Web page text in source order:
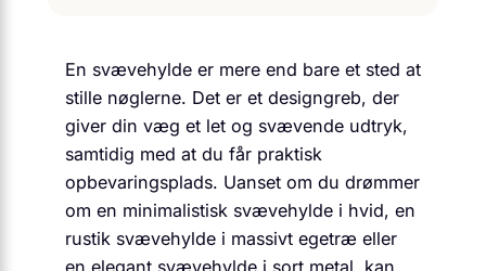
En svævehylde er mere end bare et sted at
stille nøglerne. Det er et designgreb, der
giver din væg et let og svævende udtryk,
samtidig med at du får praktisk
opbevaringsplads. Uanset om du drømmer
om en minimalistisk svævehylde i hvid, en
rustik svævehylde i massivt egetræ eller